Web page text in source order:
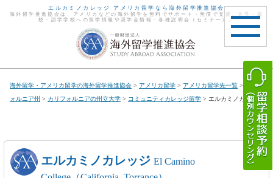
toggle
エルカミノカレッジ アメリカ留学なら海外留学推進協会
海外留学推進協会は、アメリカなどの海外留学を無料でサポート・無償で支援。大学・高
校・語学学校への留学情報や奨学金情報・各種説明会（セミナー）。
海外留学・アメリカ留学の海外留学推進協会 > アメリカ留学 > アメリカ留学先一覧 >
カリフ
ォルニア州 > カリフォルニアの州立大学 > コミュニティカレッジ留学 > エルカミノカレッジ
エルカミノカレッジ El Camino